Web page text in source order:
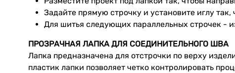
Задайте прямую строчку и установите иглу
Для шитья следующих параллельных строчек -
ПРОЗРАЧНАЯ ЛАПКА ДЛЯ СОЕДИНИТЕЛЬНОГО ШВА
Лапка пpедназначена для отстpочки по веpху
пластик лапки позволяет четко контролировать